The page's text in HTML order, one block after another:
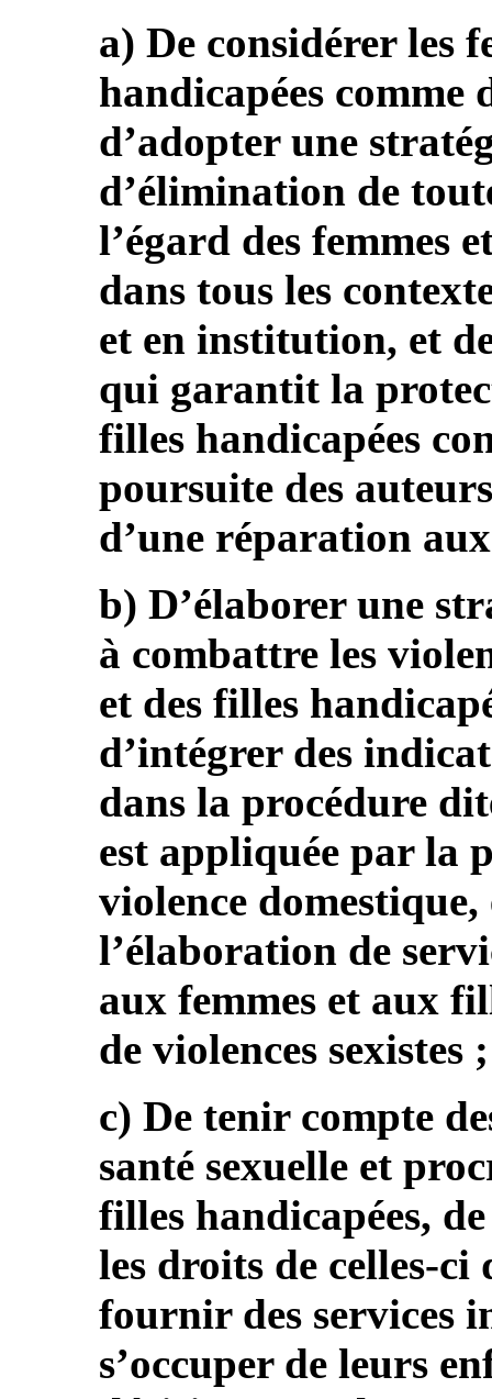
a) De considérer les
handicapées
d’adopter une
d’élimination de
l’égard des femmes
dans tous les
et en institution, et
qui garantit la
filles handicapées
poursuite des
d’une réparation
b) D’élaborer une
à combattre les
et des filles
d’intégrer des
dans la procédure
est appliquée par la
violence
l’élaboration de
aux femmes et aux
de violences sexistes ;
c) De tenir compte
santé sexuelle et
filles handicapées,
les droits de celles-ci
fournir des services
s’occuper de leurs